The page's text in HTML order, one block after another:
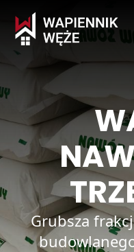
Grubsza